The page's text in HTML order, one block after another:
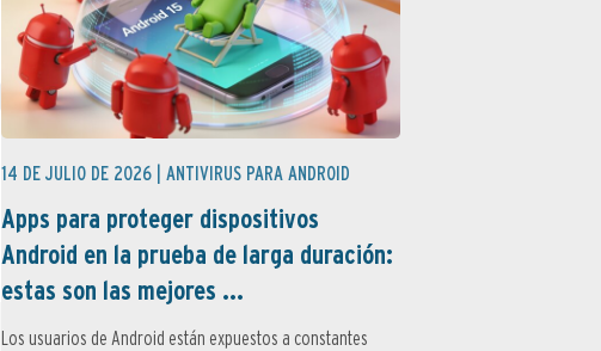
14 DE JULIO DE 2026 | ANTIVIRUS PARA ANDROID
Apps para proteger dispositivos
Android en la prueba de larga duración:
estas son las mejores ...
Los usuarios de Android están expuestos a constantes